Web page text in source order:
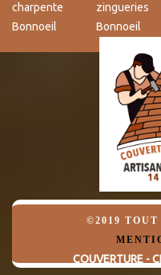
charpente
Bonnoeil
zingueries
Bonnoeil
©2019
COUVERTURE -